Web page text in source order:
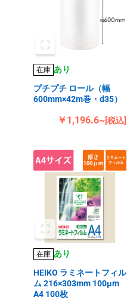
在庫 あり
プチプチ ロール（幅
600mm×42m巻・d35）
￥1,196.6~[税込]
在庫 あり
HEIKO ラミネートフィル
ム 216×303mm 100μm
A4 100枚